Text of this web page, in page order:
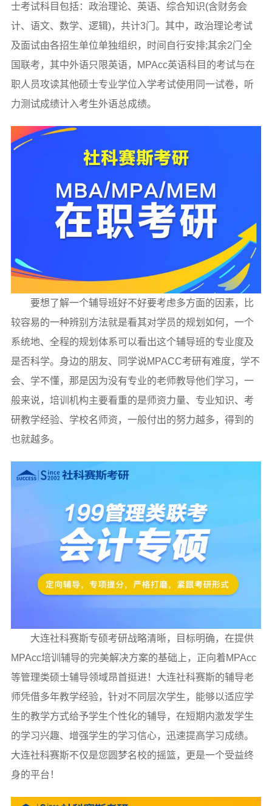
士考试科目包括：政治理论、英语、综合知识(含财务会
计、语文、数学、逻辑)，共计3门。其中，政治理论考试
及面试由各招生单位单独组织，时间自行安排;其余2门全
国联考，其中外语只限英语，MPAcc英语科目的考试与在
职人员攻读其他硕士专业学位入学考试使用同一试卷，听
力测试成绩计入考生外语总成绩。
要想了解一个辅导班好不好要考虑多方面的因素，比
较容易的一种辨别方法就是看其对学员的规划如何，一个
系统地、全程的规划体系可以看出这个辅导班的专业度及
是否科学。身边的朋友、同学说MPACC考研有难度，学不
会、学不懂，那是因为没有专业的老师教导他们学习，一
般来说，培训机构主要看重的是师资力量、专业知识、考
研教学经验、学校名师资，一般付出的努力越多，得到的
也就越多。
大连社科赛斯专硕考研战略清晰，目标明确，在提供
MPAcc培训辅导的完美解决方案的基础上，正向着MPAcc
等管理类硕士辅导领域昂首挺进！大连社科赛斯的辅导老
师凭借多年教学经验，针对不同层次学生，能够以适应学
生的教学方式给予学生个性化的辅导，在短期内激发学生
的学习兴趣、增强学生的学习信心，迅速提高学习成绩。
大连社科赛斯不仅是您圆梦名校的摇篮，更是一个受益终
身的平台！